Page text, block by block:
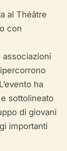
al Théâtre
con
ha
sottolineato
di giovani
importanti